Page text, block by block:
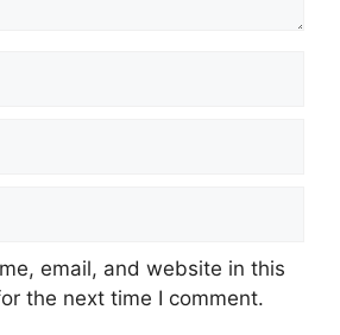
email, and website in this
the next time I comment.